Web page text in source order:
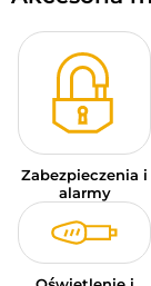
Zabezpieczenia i
alarmy